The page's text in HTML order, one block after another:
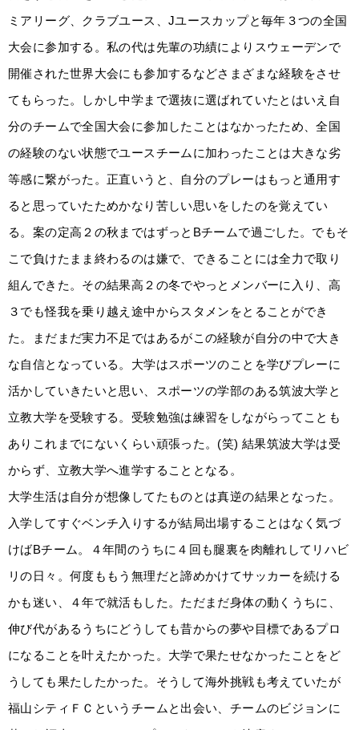
ミアリーグ、クラブユース、Jユースカップと毎年３つの全国
大会に参加する。私の代は先輩の功績によりスウェーデンで
開催された世界大会にも参加するなどさまざまな経験をさせ
てもらった。しかし中学まで選抜に選ばれていたとはいえ自
分のチームで全国大会に参加したことはなかったため、全国
の経験のない状態でユースチームに加わったことは大きな劣
等感に繋がった。正直いうと、自分のプレーはもっと通用す
ると思っていたためかなり苦しい思いをしたのを覚えてい
る。案の定高２の秋まではずっとBチームで過ごした。でもそ
こで負けたまま終わるのは嫌で、できることには全力で取り
組んできた。その結果高２の冬でやっとメンバーに入り、高
３でも怪我を乗り越え途中からスタメンをとることができ
た。まだまだ実力不足ではあるがこの経験が自分の中で大き
な自信となっている。大学はスポーツのことを学びプレーに
活かしていきたいと思い、スポーツの学部のある筑波大学と
立教大学を受験する。受験勉強は練習をしながらってことも
ありこれまでにないくらい頑張った。(笑) 結果筑波大学は受
からず、立教大学へ進学することとなる。
大学生活は自分が想像してたものとは真逆の結果となった。
入学してすぐベンチ入りするが結局出場することはなく気づ
けばBチーム。４年間のうちに４回も腿裏を肉離れしてリハビ
リの日々。何度ももう無理だと諦めかけてサッカーを続ける
かも迷い、４年で就活もした。ただまだ身体の動くうちに、
伸び代があるうちにどうしても昔からの夢や目標であるプロ
になることを叶えたかった。大学で果たせなかったことをど
うしても果たしたかった。そうして海外挑戦も考えていたが
福山シティＦＣというチームと出会い、チームのビジョンに